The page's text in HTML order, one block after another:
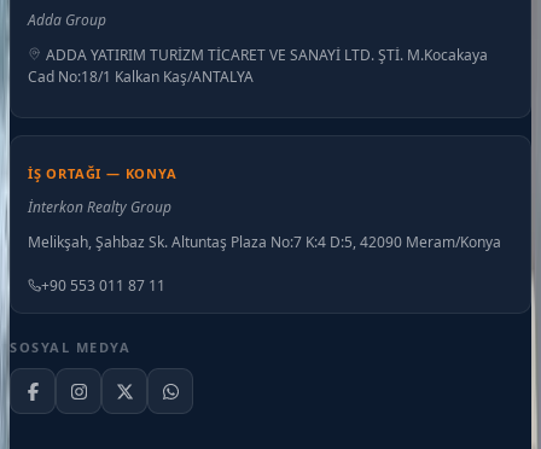
Adda Group
ADDA YATIRIM TURİZM TİCARET VE SANAYİ LTD. ŞTİ. M.Kocakaya
Cad No:18/1 Kalkan Kaş/ANTALYA
İŞ ORTAĞI — KONYA
İnterkon Realty Group
Melikşah, Şahbaz Sk. Altuntaş Plaza No:7 K:4 D:5, 42090 Meram/Konya
+90 553 011 87 11
SOSYAL MEDYA